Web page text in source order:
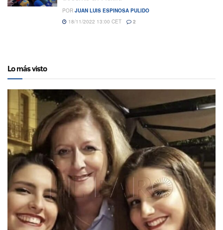
POR JUAN LUIS ESPINOSA PULIDO
18/11/2022 13:00 CET
2
Lo más visto